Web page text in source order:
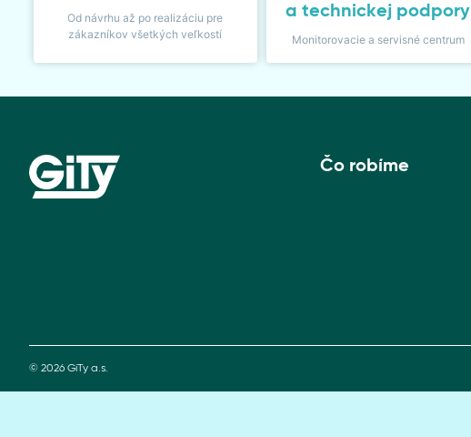
Od návrhu až po realizáciu pre
zákazníkov všetkých veľkostí
a technickej podpory
Monitorovacie a servisné centrum
Čo robíme
© 2026 GiTy a.s.